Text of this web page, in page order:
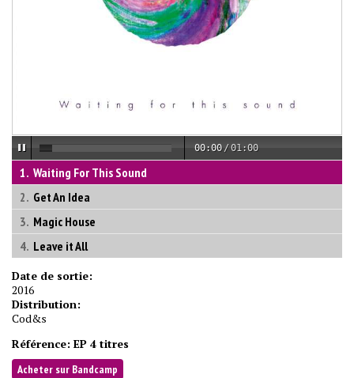
00:00 /01:00
Waiting For This Sound
Get An Idea
Magic House
Leave it All
Date de sortie:
2016
Distribution:
Cod&s
Référence: EP 4 titres
Acheter sur Bandcamp